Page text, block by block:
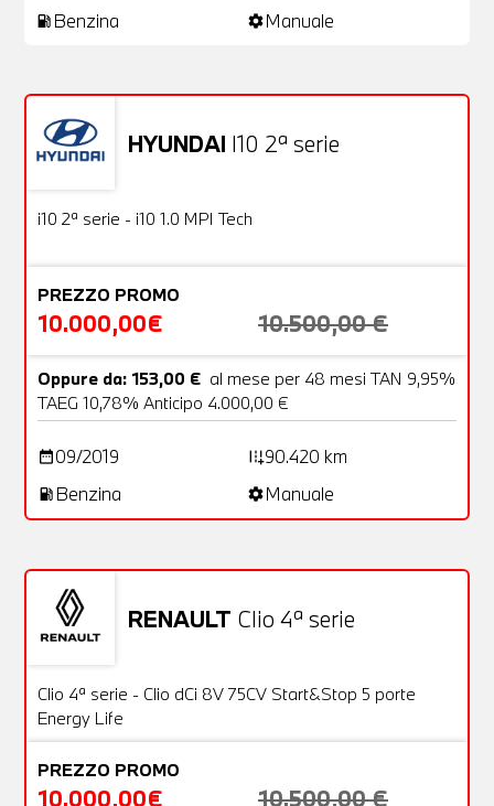
local_gas_station Benzina settingsManuale
HYUNDAI I10 2ª serie
OFFERTA
Usato
i10 2ª serie - i10 1.0 MPI Tech
PREZZO PROMO
10.000,00€ 10.500,00 €
Oppure da: 153,00 € al mese per 48 mesi TAN 9,95%
TAEG 10,78% Anticipo 4.000,00 €
date_range09/2019 add_road90.420 km
local_gas_station Benzina settingsManuale
RENAULT Clio 4ª serie
OFFERTA
Usato
Clio 4ª serie - Clio dCi 8V 75CV Start&Stop 5 porte
Energy Life
PREZZO PROMO
10.000,00€ 10.500,00 €